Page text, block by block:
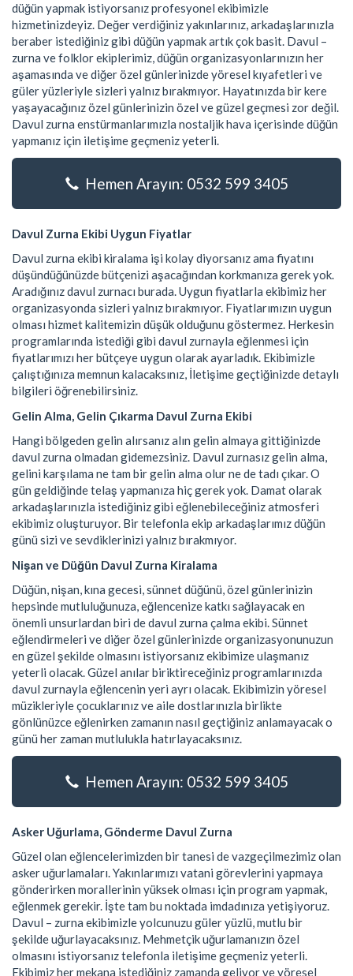
düğün yapmak istiyorsanız profesyonel ekibimizle
hizmetinizdeyiz. Değer verdiğiniz yakınlarınız, arkadaşlarınızla
beraber istediğiniz gibi düğün yapmak artık çok basit. Davul –
zurna ve folklor ekiplerimiz, düğün organizasyonlarınızın her
aşamasında ve diğer özel günlerinizde yöresel kıyafetleri ve
güler yüzleriyle sizleri yalnız bırakmıyor. Hayatınızda bir kere
yaşayacağınız özel günlerinizin özel ve güzel geçmesi zor değil.
Davul zurna enstürmanlarımızla nostaljik hava içerisinde düğün
yapmanız için iletişime geçmeniz yeterli.
Hemen Arayın: 0532 599 3405
Davul Zurna Ekibi Uygun Fiyatlar
Davul zurna ekibi kiralama işi kolay diyorsanız ama fiyatını
düşündüğünüzde bütçenizi aşacağından korkmanıza gerek yok.
Aradığınız davul zurnacı burada. Uygun fiyatlarla ekibimiz her
organizasyonda sizleri yalnız bırakmıyor. Fiyatlarımızın uygun
olması hizmet kalitemizin düşük olduğunu göstermez. Herkesin
programlarında istediği gibi davul zurnayla eğlenmesi için
fiyatlarımızı her bütçeye uygun olarak ayarladık. Ekibimizle
çalıştığınıza memnun kalacaksınız, İletişime geçtiğinizde detaylı
bilgileri öğrenebilirsiniz.
Gelin Alma, Gelin Çıkarma Davul Zurna Ekibi
Hangi bölgeden gelin alırsanız alın gelin almaya gittiğinizde
davul zurna olmadan gidemezsiniz. Davul zurnasız gelin alma,
gelini karşılama ne tam bir gelin alma olur ne de tadı çıkar. O
gün geldiğinde telaş yapmanıza hiç gerek yok. Damat olarak
arkadaşlarınızla istediğiniz gibi eğlenebileceğiniz atmosferi
ekibimiz oluşturuyor. Bir telefonla ekip arkadaşlarımız düğün
günü sizi ve sevdiklerinizi yalnız bırakmıyor.
Nişan ve Düğün Davul Zurna Kiralama
Düğün, nişan, kına gecesi, sünnet düğünü, özel günlerinizin
hepsinde mutluluğunuza, eğlencenize katkı sağlayacak en
önemli unsurlardan biri de davul zurna çalma ekibi. Sünnet
eğlendirmeleri ve diğer özel günlerinizde organizasyonunuzun
en güzel şekilde olmasını istiyorsanız ekibimize ulaşmanız
yeterli olacak. Güzel anılar biriktireceğiniz programlarınızda
davul zurnayla eğlencenin yeri ayrı olacak. Ekibimizin yöresel
müzikleriyle çocuklarınız ve aile dostlarınızla birlikte
gönlünüzce eğlenirken zamanın nasıl geçtiğiniz anlamayacak o
günü her zaman mutlulukla hatırlayacaksınız.
Hemen Arayın: 0532 599 3405
Asker Uğurlama, Gönderme Davul Zurna
Güzel olan eğlencelerimizden bir tanesi de vazgeçilmezimiz olan
asker uğurlamaları. Yakınlarımızı vatani görevlerini yapmaya
gönderirken morallerinin yüksek olması için program yapmak,
eğlenmek gerekir. İşte tam bu noktada imdadınıza yetişiyoruz.
Davul – zurna ekibimizle yolcunuzu güler yüzlü, mutlu bir
şekilde uğurlayacaksınız. Mehmetçik uğurlamanızın özel
olmasını istiyorsanız telefonla iletişime geçmeniz yeterli.
Ekibimiz her mekana istediğiniz zamanda geliyor ve yöresel